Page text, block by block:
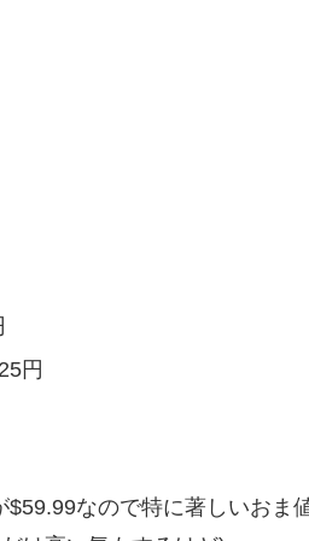
円
$59.99なので特に著しいおま